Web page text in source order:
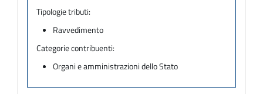
Tipologie tributi:
Ravvedimento
Categorie contribuenti:
Organi e amministrazioni dello Stato